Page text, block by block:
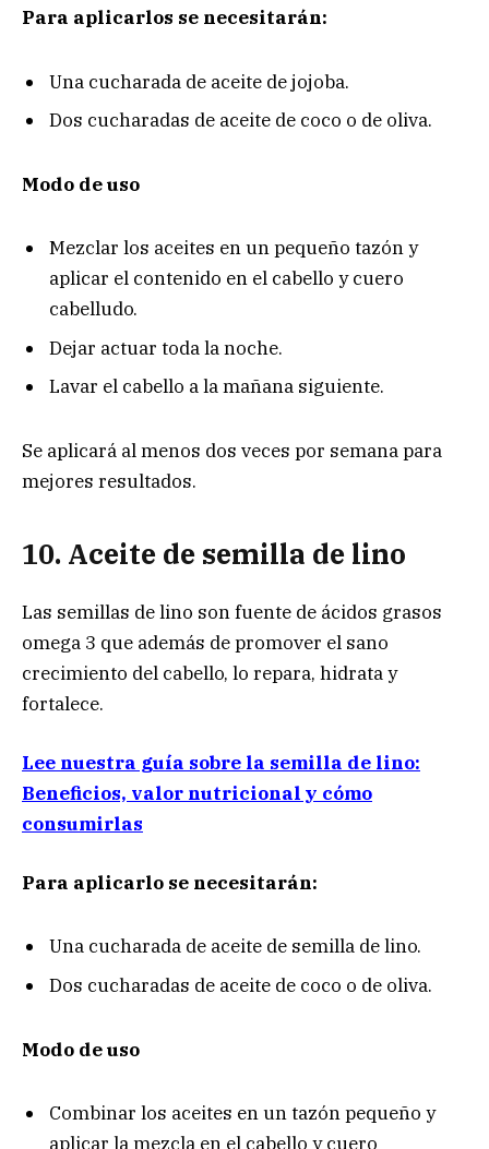
Para aplicarlos se necesitarán:
Una cucharada de aceite de jojoba.
Dos cucharadas de aceite de coco o de oliva.
Modo de uso
Mezclar los aceites en un pequeño tazón y
aplicar el contenido en el cabello y cuero
cabelludo.
Dejar actuar toda la noche.
Lavar el cabello a la mañana siguiente.
Se aplicará al menos dos veces por semana para
mejores resultados.
10. Aceite de semilla de lino
Las semillas de lino son fuente de ácidos grasos
omega 3 que además de promover el sano
crecimiento del cabello, lo repara, hidrata y
fortalece.
Lee nuestra guía sobre la semilla de lino:
Beneficios, valor nutricional y cómo
consumirlas
Para aplicarlo se necesitarán:
Una cucharada de aceite de semilla de lino.
Dos cucharadas de aceite de coco o de oliva.
Modo de uso
Combinar los aceites en un tazón pequeño y
aplicar la mezcla en el cabello y cuero